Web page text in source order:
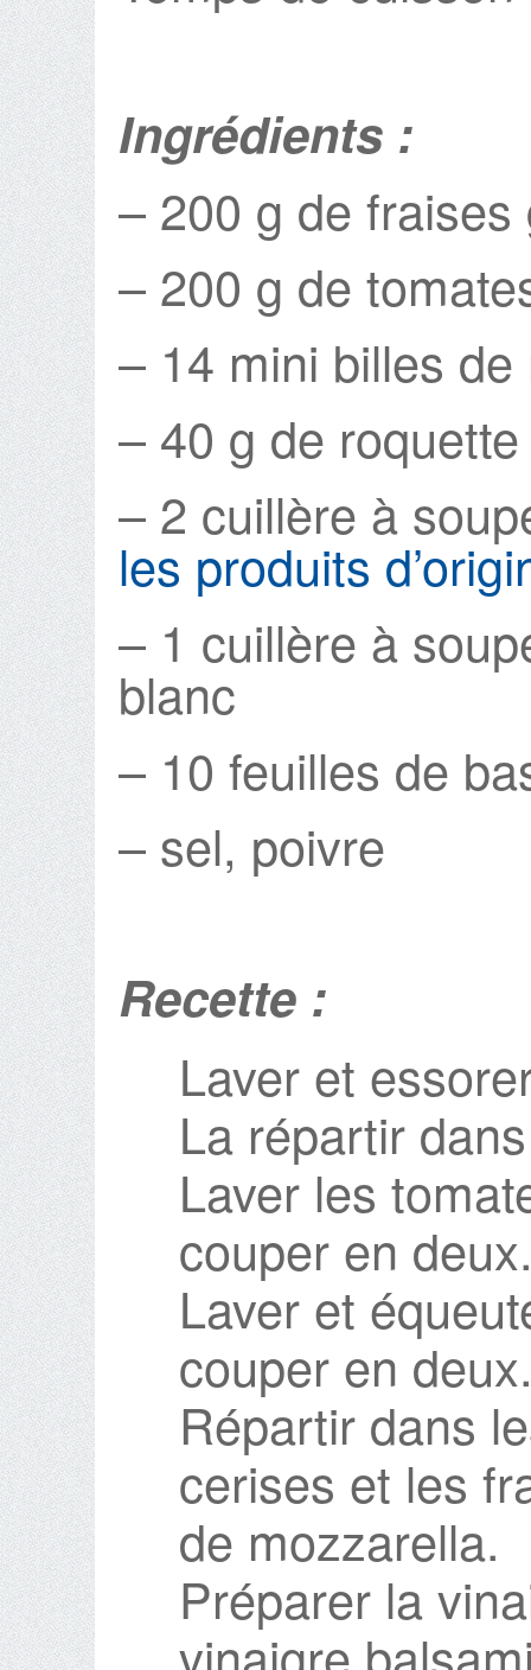
Ingrédients :
– 200 g de fraises
– 200 g de
– 14 mini billes
– 40 g de roquette
– 2 cuillère à
les produits
– 1 cuillère à
blanc
– 10 feuilles de
– sel, poivre
Recette :
Laver et
La répartir
Laver les
couper en
Laver et
couper en
Répartir dans
cerises et les
de mozzarella.
Préparer la
vinaigre